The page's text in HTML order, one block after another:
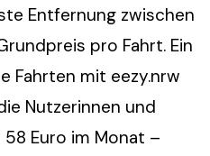
Entfernung zwischen
pro Fahrt. Ein
Fahrten mit eezy.nrw
Nutzerinnen und
Euro im Monat –